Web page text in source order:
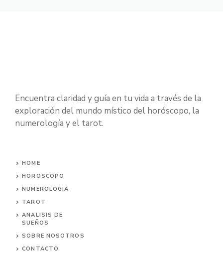
Encuentra claridad y guía en tu vida a través de la
exploración del mundo místico del horóscopo, la
numerología y el tarot.
HOME
HOROSCOPO
NUMEROLOGIA
TAROT
ANALISIS DE
SUEÑOS
SOBRE NOSOTROS
CONTACTO